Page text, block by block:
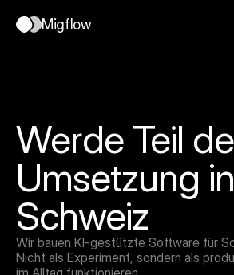
Migflow
Join waitlist
Werde Teil
Umsetzung
Schweiz
Wir bauen KI-gestützte Software für
Nicht als Experiment, sondern als